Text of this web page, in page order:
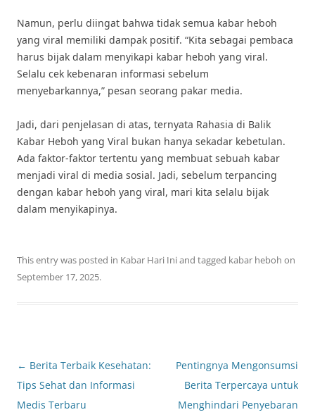
Namun, perlu diingat bahwa tidak semua kabar heboh
yang viral memiliki dampak positif. “Kita sebagai pembaca
harus bijak dalam menyikapi kabar heboh yang viral.
Selalu cek kebenaran informasi sebelum
menyebarkannya,” pesan seorang pakar media.
Jadi, dari penjelasan di atas, ternyata Rahasia di Balik
Kabar Heboh yang Viral bukan hanya sekadar kebetulan.
Ada faktor-faktor tertentu yang membuat sebuah kabar
menjadi viral di media sosial. Jadi, sebelum terpancing
dengan kabar heboh yang viral, mari kita selalu bijak
dalam menyikapinya.
This entry was posted in Kabar Hari Iniand tagged kabar heboh on
September 17, 2025.
Post
navigation
← Berita Terbaik Kesehatan:
Tips Sehat dan Informasi
Medis Terbaru
Pentingnya Mengonsumsi
Berita Terpercaya untuk
Menghindari Penyebaran